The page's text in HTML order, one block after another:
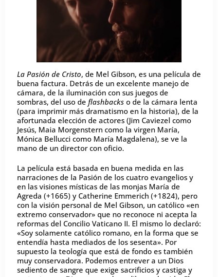
La Pasión de Cristo, de Mel Gibson, es una película de
buena factura. Detrás de un excelente manejo de
cámara, de la iluminación con sus juegos de
sombras, del uso de flashbacks o de la cámara lenta
(para imprimir más dramatismo en la historia), de la
afortunada elección de actores (Jim Caviezel como
Jesús, Maia Morgenstern como la virgen María,
Mónica Bellucci como María Magdalena), se ve la
mano de un director con oficio.
La película está basada en buena medida en las
narraciones de la Pasión de los cuatro evangelios y
en las visiones místicas de las monjas María de
Agreda (+1665) y Catherine Emmerich (+1824), pero
con la visión personal de Mel Gibson, un católico «en
extremo conservador» que no reconoce ni acepta la
reformas del Concilio Vaticano II. El mismo lo declaró:
«Soy solamente católico romano, en la forma que se
entendía hasta mediados de los sesenta». Por
supuesto la teología que está de fondo es también
muy conservadora. Podemos entrever a un Dios
sediento de sangre que exige sacrificios y castiga y